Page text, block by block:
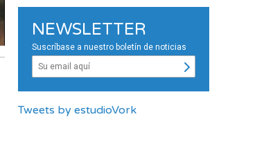
NEWSLETTER
Suscríbase a nuestro boletín de noticias
Tweets by estudioVork